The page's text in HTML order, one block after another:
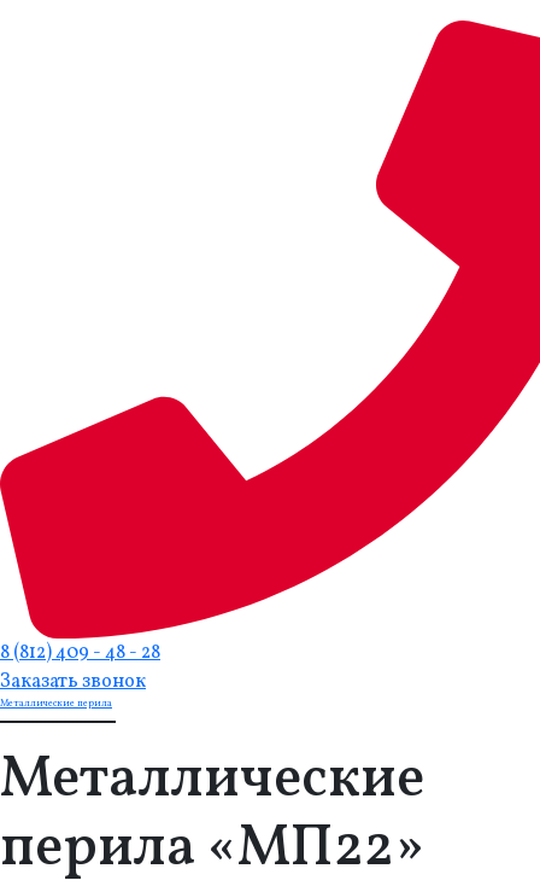
8 (812) 409 - 48 - 28
Заказать звонок
Металлические перила
Металлические
перила «МП22»